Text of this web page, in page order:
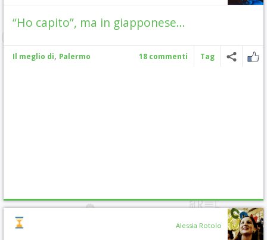
“Ho capito”, ma in giapponese…
Il meglio di, Palermo 18 commenti Tag
Alessia Rotolo